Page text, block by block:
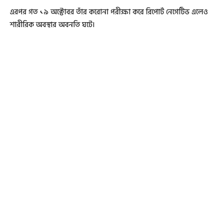
এরপর গত ১৯ অক্টোবর তাঁর করোনা পরীক্ষা করে রিপোর্ট নেগেটিভ এলেও
শারীরিক অবস্থার অবনতি ঘটে।